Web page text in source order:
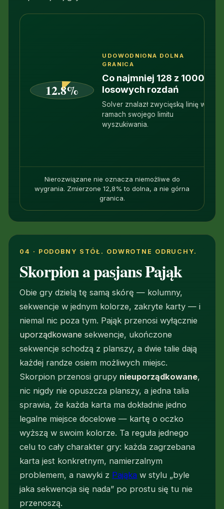
12.8%
UDOWODNIONA DOLNA
GRANICA
Co najmniej 128 z 1000
losowych rozdań
Solver znalazł zwycięską linię w
ramach swojego limitu
wyszukiwania.
Nierozwiązane nie oznacza niemożliwe do
wygrania. Zmierzone 12,8% to dolna, a nie górna
granica.
04 · PODOBNY STÓŁ. ODWROTNE ODRUCHY.
Skorpion a pasjans Pająk
Obie gry dzielą tę samą skórę — kolumny,
sekwencje w jednym kolorze, zakryte karty — i
niemal nic poza tym. Pająk przenosi wyłącznie
uporządkowane sekwencje, ukończone
sekwencje schodzą z planszy, a dwie talie dają
każdej randze osiem możliwych miejsc.
Skorpion przenosi grupy nieuporządkowane,
nic nigdy nie opuszcza planszy, a jedna talia
sprawia, że każda karta ma dokładnie jedno
legalne miejsce docelowe — kartę o oczko
wyższą w swoim kolorze. Ta reguła jednego
celu to cały charakter gry: każda zagrzebana
karta jest konkretnym, namierzalnym
problemem, a nawyki z Pająka w stylu „byle
jaka sekwencja się nada” po prostu się tu nie
przenoszą.